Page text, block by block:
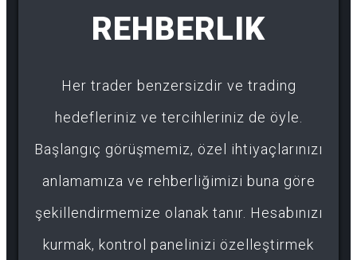
REHBERLIK
Her trader benzersizdir ve trading
hedefleriniz ve tercihleriniz de öyle.
Başlangıç görüşmemiz, özel ihtiyaçlarınızı
anlamamıza ve rehberliğimizi buna göre
şekillendirmemize olanak tanır. Hesabınızı
kurmak, kontrol panelinizi özelleştirmek